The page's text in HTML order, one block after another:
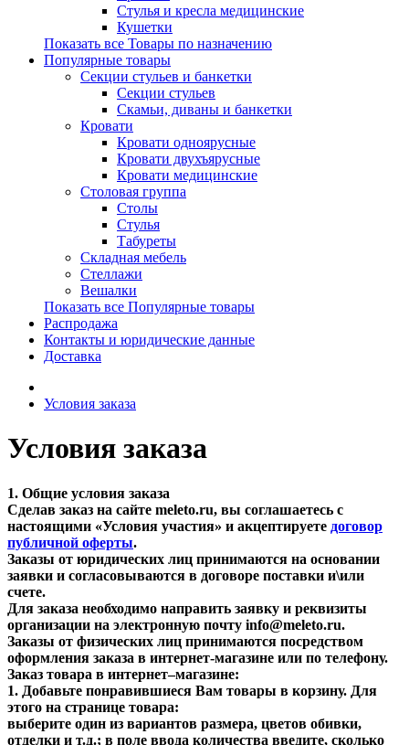
Стулья и кресла медицинские
Кушетки
Показать все Товары по назначению
Популярные товары
Секции стульев и банкетки
Секции стульев
Скамьи, диваны и банкетки
Кровати
Кровати одноярусные
Кровати двухъярусные
Кровати медицинские
Столовая группа
Столы
Стулья
Табуреты
Складная мебель
Стеллажи
Вешалки
Показать все Популярные товары
Распродажа
Контакты и юридические данные
Доставка
Условия заказа
Условия заказа
1. Общие условия заказа
Сделав заказ на сайте meleto.ru, вы соглашаетесь с
настоящими «Условия участия» и акцептируете договор
публичной оферты.
Заказы от юридических лиц принимаются на основании
заявки и согласовываются в договоре поставки и\или
счете.
Для заказа необходимо направить заявку и реквизиты
организации на электронную почту info@meleto.ru.
Заказы от физических лиц принимаются посредством
оформления заказа в интернет-магазине или по телефону.
Заказ товара в интернет–магазине:
1. Добавьте понравившиеся Вам товары в корзину. Для
этого на странице товара:
выберите один из вариантов размера, цветов обивки,
отделки и т.д.; в поле ввода количества введите, сколько